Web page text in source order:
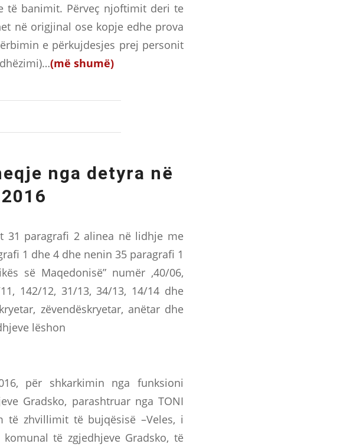
të banimit. Përveç njoftimit deri te
në origjinal ose kopje edhe prova
e përkujdesjes prej personit
(më shumë)
nga detyra në
31 paragrafi 2 alinea në lidhje me
1 dhe 4 dhe nenin 35 paragrafi 1
së Maqedonisë” numër ,40/06,
142/12, 31/13, 34/13, 14/14 dhe
zëvendëskryetar, anëtar dhe
lëshon
për shkarkimin nga funksioni
Gradsko, parashtruar nga TONI
të zhvillimit të bujqësisë –Veles, i
të zgjedhjeve Gradsko, të